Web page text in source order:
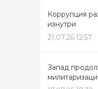
Коррупция
изнутри
21.07.26 12:57
Запад